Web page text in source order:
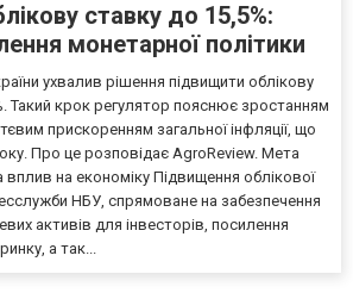
ставку до 15,5%:
монетарної політики
ухвалив рішення підвищити облікову
Такий крок регулятор пояснює зростанням
прискоренням загальної інфляції, що
Про це розповідає AgroReview. Мета
вплив на економіку Підвищення облікової
НБУ, спрямоване на забезпечення
активів для інвесторів, посилення
а так...